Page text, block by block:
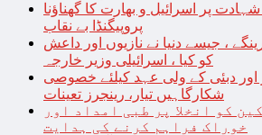
پر اسرائیل و بھارت کا گھناؤنا
پروپیگنڈا بے نقاب
، جیسے دنیا نے نازیوں اور داعش
کو کیا ، اسرائیلی وزیر خارجہ
اور دبئی کے ولی عہد کیلئے خصوصی
شکارگاہیں تیار، رینجرز تعینات
کو انخلا پر طبی امداد اور
خوراک فراہم کرنے کی ہدایت